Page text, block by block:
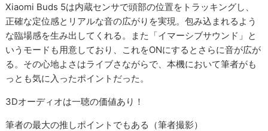
Xiaomi Buds 5は内蔵センサで頭部の位置をトラッキングし、
正確な定位感とリアルな音の広がりを実現。包み込まれるよう
な臨場感を生み出してくれる。また「イマーシブサウンド」と
いうモードも用意しており、これをONにするとさらに音が広が
る。その心地よさはライブさながらで、本機において筆者がも
っとも気に入ったポイントだった。
3Dオーディオは一聴の価値あり！
筆者の最大の推しポイントでもある（筆者撮影）